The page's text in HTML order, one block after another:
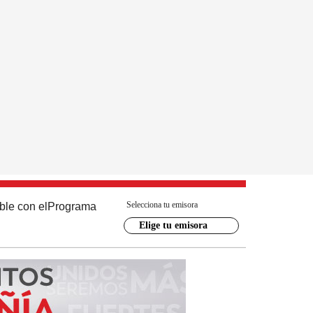
con el Programa Selecciona tu emisora
Elige tu emisora